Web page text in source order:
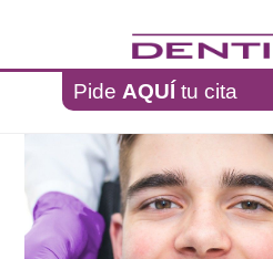
Pide AQUÍ tu cita